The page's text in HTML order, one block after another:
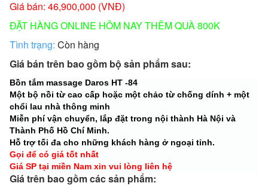
Giá bán: 46,900,000 (VNĐ)
ĐẶT HÀNG ONLINE HÔM NAY THÊM QUÀ 800K
Tình trạng: Còn hàng
Giá bán trên bao gồm bộ sản phẩm sau:
Bồn tắm massage Daros HT -84
Một bộ nồi từ cao cấp hoặc một chảo từ chống dính + một
chổi lau nhà thông minh
Miễn phí vận chuyển, lắp đặt trong nội thành Hà Nội và
Thành Phố Hồ Chí Minh.
Hỗ trợ tối đa cho những khách hàng ở ngoại tỉnh.
Gọi để có giá tốt nhất
Giá SP tại miền Nam xin vui lòng liên hệ
Giá trên bao gồm các sản phẩm: